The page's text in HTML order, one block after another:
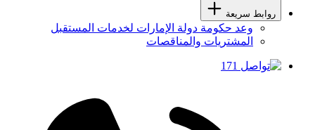
روابط سريعة
وعد حكومة دولة الإمارات لخدمات المستقبل
المشتريات والمناقصات